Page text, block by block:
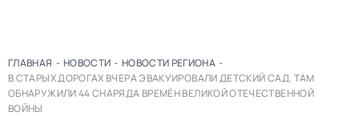
ГЛАВНАЯ - НОВОСТИ - НОВОСТИ РЕГИОНА -
В СТАРЫХ ДОРОГАХ ВЧЕРА ЭВАКУИРОВАЛИ ДЕТСКИЙ САД. ТАМ
ОБНАРУЖИЛИ 44 СНАРЯДА ВРЕМЁН ВЕЛИКОЙ ОТЕЧЕСТВЕННОЙ
ВОЙНЫ